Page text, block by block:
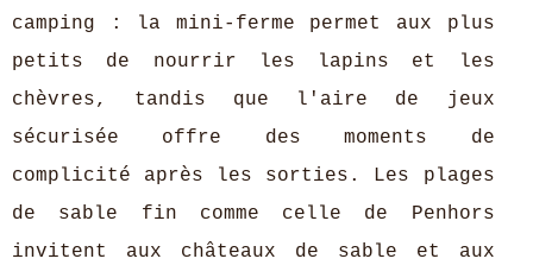
camping : la mini-ferme permet aux plus
petits de nourrir les lapins et les
chèvres, tandis que l'aire de jeux
sécurisée offre des moments de
complicité après les sorties. Les plages
de sable fin comme celle de Penhors
invitent aux châteaux de sable et aux